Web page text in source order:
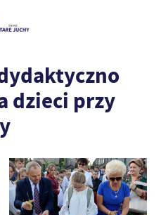
dzieci przy